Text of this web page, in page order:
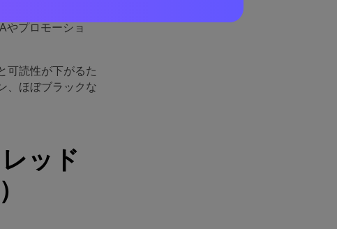
やプロモーショ
可読性が下がるた
、ほぼブラックな
ッド